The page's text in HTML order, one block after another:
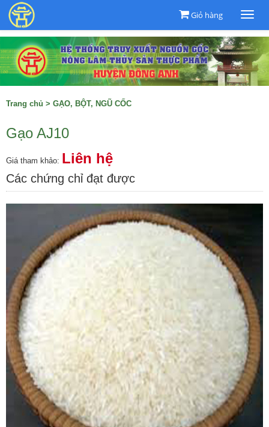
Giỏ hàng
Trang chủ > GẠO, BỘT, NGŨ CỐC
Gạo AJ10
Giá tham khảo: Liên hệ
Các chứng chỉ đạt được